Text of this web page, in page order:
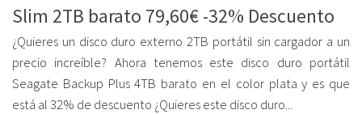
Slim 2TB barato 79,60€ -32% Descuento
¿Quieres un disco duro externo 2TB portátil sin cargador a un
precio increíble? Ahora tenemos este disco duro portátil
Seagate Backup Plus 4TB barato en el color plata y es que
está al 32% de descuento ¿Quieres este disco duro...